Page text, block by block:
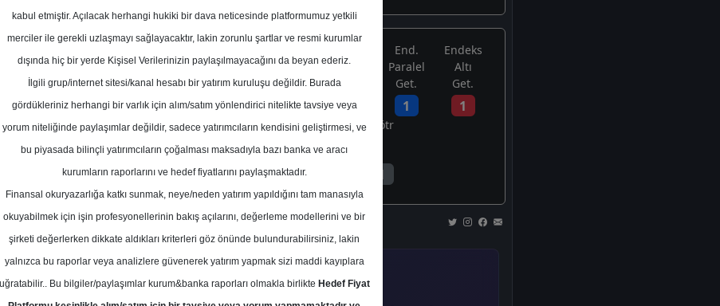
Kurum Sayısı
8
3 2
End.
Paralel
Get.
1
Endeks
Altı
Get.
1
Nötr
1
Cuma, 12 Ocak 2024
Oyak Yatırım PETKM Hedef Fiyat
kabul etmiştir. Açılacak herhangi hukiki bir dava neticesinde platformumuz yetkili
merciler ile gerekli uzlaşmayı sağlayacaktır, lakin zorunlu şartlar ve resmi kurumlar
dışında hiç bir yerde Kişisel Verilerinizin paylaşılmayacağını da beyan ederiz.
İlgili grup/internet sitesi/kanal hesabı bir yatırım kuruluşu değildir. Burada
gördükleriniz herhangi bir varlık için alım/satım yönlendirici nitelikte tavsiye veya
yorum niteliğinde paylaşımlar değildir, sadece yatırımcıların kendisini geliştirmesi, ve
bu piyasada bilinçli yatırımcıların çoğalması maksadıyla bazı banka ve aracı
kurumların raporlarını ve hedef fiyatlarını paylaşmaktadır.
Finansal okuryazarlığa katkı sunmak, neye/neden yatırım yapıldığını tam manasıyla
okuyabilmek için işin profesyonellerinin bakış açılarını, değerleme modellerini ve bir
şirketi değerlerken dikkate aldıkları kriterleri göz önünde bulundurabilirsiniz, lakin
yalnızca bu raporlar veya analizlere güvenerek yatırım yapmak sizi maddi kayıplara
uğratabilir.. Bu bilgiler/paylaşımlar kurum&banka raporları olmakla birlikte Hedef Fiyat